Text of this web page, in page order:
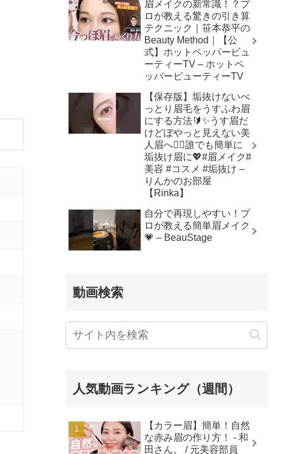
眉メイクの新常識！？プ
ロが教える驚きの引き算
テクニック｜笹本恭平の
Beauty Method｜【公
式】ホットペッパービュ
ーティーTV – ホットペ
ッパービューティーTV
【保存版】垢抜けないべ
っとり眉毛をうすふわ眉
にする方法🔰✨うす眉だ
けどぼやっと見えない美
人眉へ👌🏻誰でも簡単に
垢抜け眉に💖#眉メイク#
美容 #コスメ #垢抜け –
りんかのお部屋
【Rinka】
自分で再現しやすい！プ
ロが教える簡単眉メイク
💗 – BeauStage
動画検索
人気動画ランキング（週間）
【カラー眉】簡単！自然
な赤み眉の作り方！ - 和
田さん。 / 元美容部員